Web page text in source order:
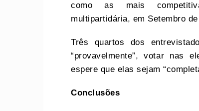
como as mais
multipartidária, em Setembro de
Três quartos dos
“provavelmente”, votar nas
espere que elas sejam
Conclusões